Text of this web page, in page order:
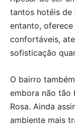
tantos hotéis de
entanto,
confortáveis,
sofisticação
O bairro
embora não tão
Rosa. Ainda
ambiente mais